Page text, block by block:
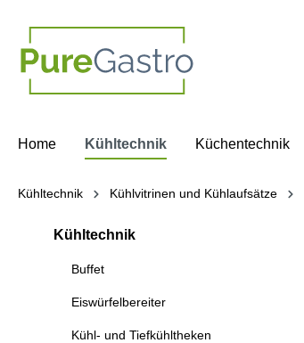
Home Kühltechnik Küchentechnik
Kühltechnik Kühlvitrinen und Kühlaufsätze
Kühltechnik
Buffet
Eiswürfelbereiter
Kühl- und Tiefkühltheken